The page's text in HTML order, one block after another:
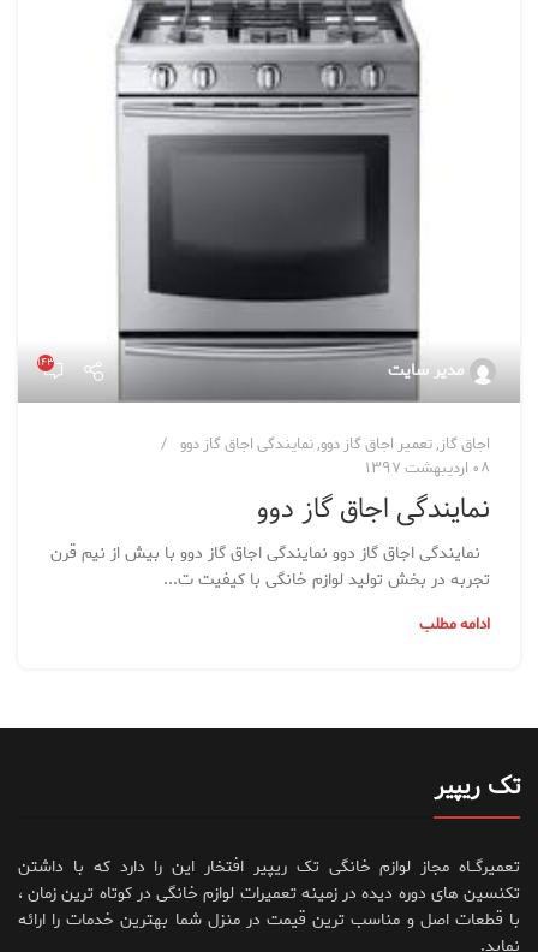
مدیر سایت ۱۴۳
اجاق گاز,تعمیر اجاق گاز دوو,نمایندگی اجاق گاز دوو
۰۸ اردیبهشت ۱۳۹۷
نمایندگی اجاق گاز دوو
نمایندگی اجاق گاز دوو نمایندگی اجاق گاز دوو با بیش از نیم قرن
تجربه در بخش تولید لوازم خانگی با کیفیت ت...
ادامه مطلب
تک ریپیر
تعمیرگــاه مجاز لوازم خانگی تک ریپیر افتخار این را دارد که با داشتن
تکنسین های دوره دیده در زمینه تعمیرات لوازم خانگی در کوتاه ترین زمان ،
با قطعات اصل و مناسب ترین قیمت در منزل شما بهترین خدمات را ارائه